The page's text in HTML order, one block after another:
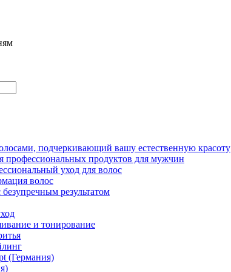
подчеркивающий вашу естественную красоту
профессиональных продуктов для мужчин
уход для волос
волос
результатом
и тонирование
(Германия)